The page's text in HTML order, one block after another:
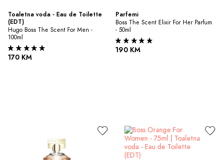
Toaletna voda - Eau de Toilette
(EDT)
Hugo Boss The Scent For Men -
100ml
170 KM
Parfemi
Boss The Scent Elixir For Her Parfum
- 50ml
190 KM